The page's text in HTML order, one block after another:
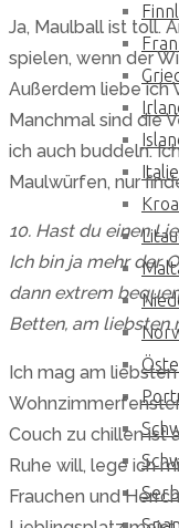
Ja, Maulball ist toll.
spielen, wenn der
Außerdem liebe ich
Manchmal sind die
ich auch buddeln.
Maulwürfen, nur
10. Hast du einen
Ich bin ja mehr der
dann extrem
Betten, am liebsten
Ich mag am
Couch zu chillen ist
Ruhe will, lege ich
Frauchen und